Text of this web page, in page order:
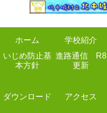
ホーム 学校紹介
いじめ防止基
本方針
進路通信 R8
更新
ダウンロード
アクセス